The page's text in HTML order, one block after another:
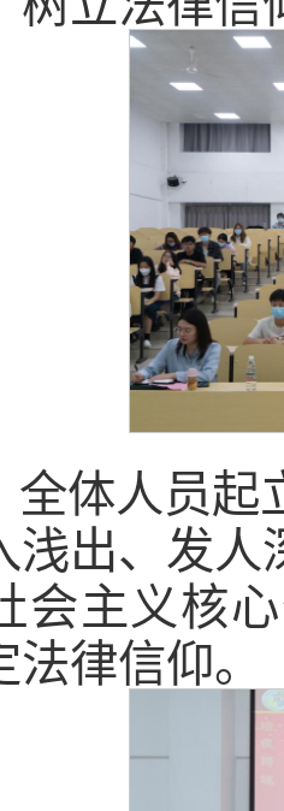
全体人员起
浅出、发
会主义核
律信仰。